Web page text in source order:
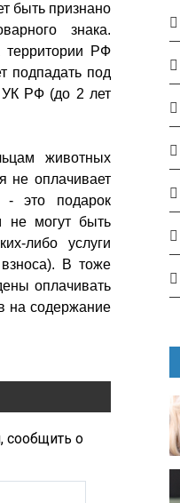
быть признано
знака.
территории РФ
подпадать под
УК РФ (до 2 лет
животных
не оплачивает
- это подарок
не могут быть
либо услуги
В тоже
оплачивать
на содержание
сообщить о